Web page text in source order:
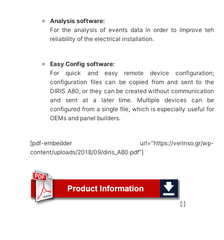
Analysis software:
For the analysis of events data in order to improve teh
reliability of the electrical installation.
Easy Config software:
For quick and easy remote device configuration;
configuration files can be copied from and sent to the
DIRIS A80, or they can be created without communication
and sent at a later time. Multiple devices can be
configured from a single file, which is especially useful for
OEMs and panel builders.
[pdf-embedder url=”https://verinso.gr/wp-
content/uploads/2018/09/diris_A80.pdf”]
[:]